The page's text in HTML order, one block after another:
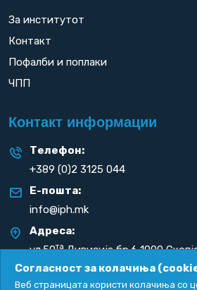
За институтот
Контакт
Пофалби и поплаки
ЧПП
Контакт информации
Телефон:
+389 (0)2 3125 044
Е-пошта:
info@iph.mk
Адреса:
ул.50таДивизија бр.6 1000
Република С. Македонија
Согласност за колачиња
Веб страницата користи колачиња со